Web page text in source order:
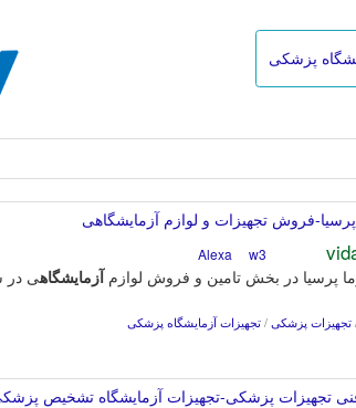
پرسیا-فروش تجهیزات و لوازم آزمایشگاهی
w3
پرسیا در بخش تامین و فروش لوازمآزمایشگاهی در
تجهیزات پزشکی / تجهیزات آزمایشگاه پزشکی
تجهیزات پزشکی-تجهیزات آزمایشگاه تشخیص